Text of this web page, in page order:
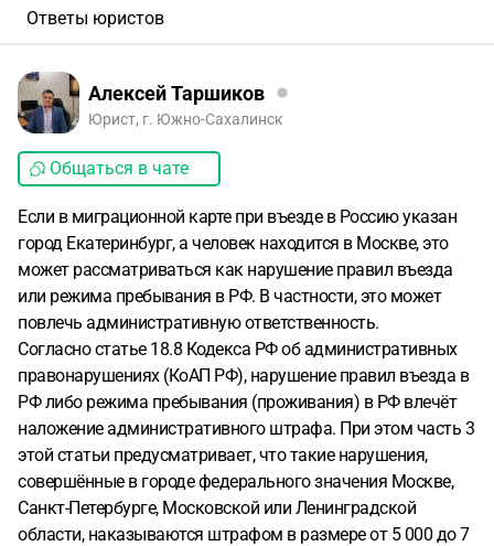
Ответы юристов
Алексей Таршиков
Юрист, г. Южно-Сахалинск
Общаться в чате
Если в миграционной карте при въезде в Россию указан
город Екатеринбург, а человек находится в Москве, это
может рассматриваться как нарушение правил въезда
или режима пребывания в РФ. В частности, это может
повлечь административную ответственность.
Согласно статье 18.8 Кодекса РФ об административных
правонарушениях (КоАП РФ), нарушение правил въезда в
РФ либо режима пребывания (проживания) в РФ влечёт
наложение административного штрафа. При этом часть 3
этой статьи предусматривает, что такие нарушения,
совершённые в городе федерального значения Москве,
Санкт-Петербурге, Московской или Ленинградской
области, наказываются штрафом в размере от 5 000 до 7